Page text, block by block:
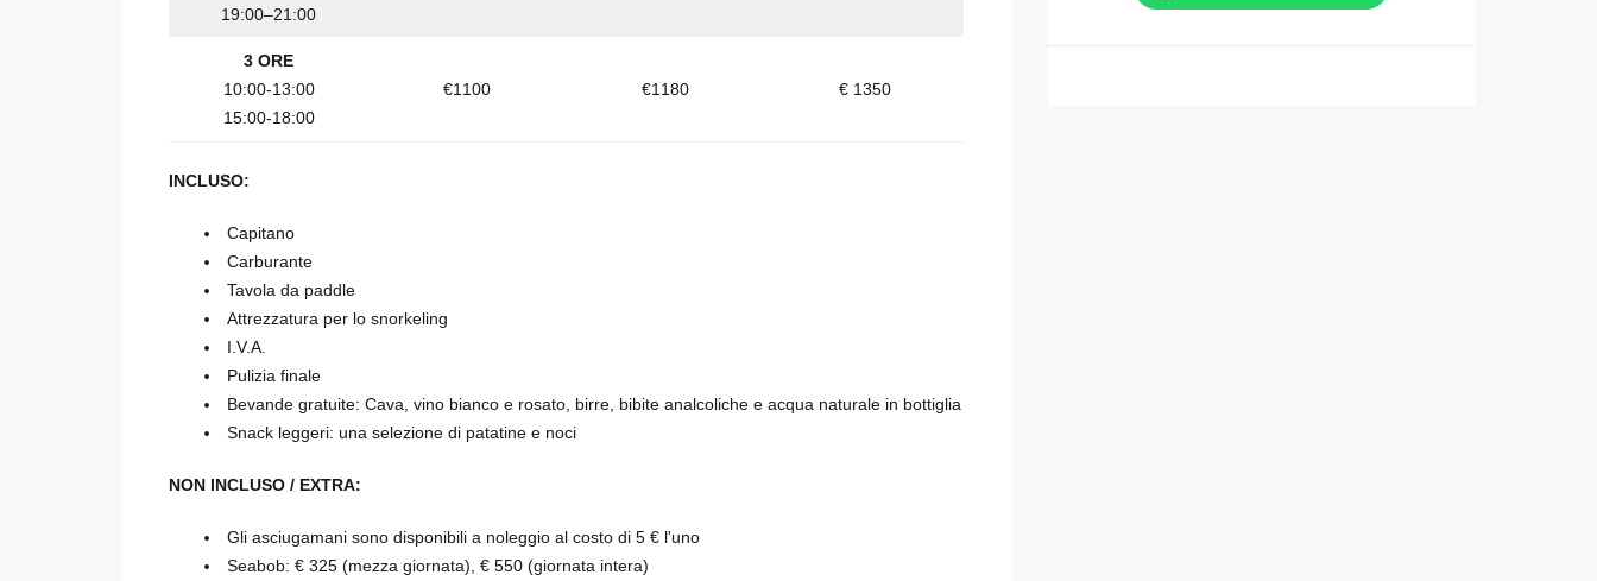
19:00–21:00
3 ORE
10:00-13:00
15:00-18:00
€1100 €1180 € 1350
INCLUSO:
Capitano
Carburante
Tavola da paddle
Attrezzatura per lo snorkeling
I.V.A.
Pulizia finale
Bevande gratuite: Cava, vino bianco e rosato, birre, bibite analcoliche e acqua naturale in bottiglia
Snack leggeri: una selezione di patatine e noci
NON INCLUSO / EXTRA:
Gli asciugamani sono disponibili a noleggio al costo di 5 € l'uno
Seabob: € 325 (mezza giornata), € 550 (giornata intera)